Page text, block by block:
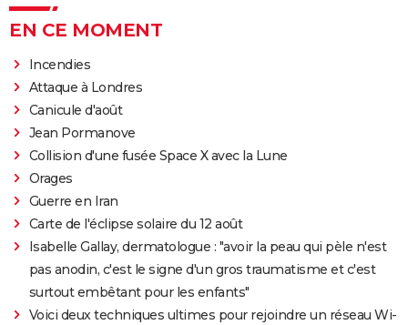
EN CE MOMENT
Incendies
Attaque à Londres
Canicule d'août
Jean Pormanove
Collision d'une fusée Space X avec la Lune
Orages
Guerre en Iran
Carte de l'éclipse solaire du 12 août
Isabelle Gallay, dermatologue : "avoir la peau qui pèle n'est
pas anodin, c'est le signe d'un gros traumatisme et c'est
surtout embêtant pour les enfants"
Voici deux techniques ultimes pour rejoindre un réseau Wi-